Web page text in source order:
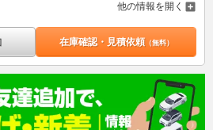
他の情報を開く
在庫確認・見積依頼（無料）